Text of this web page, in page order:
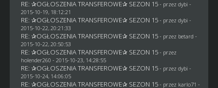
RE: ✰OGŁOSZENIA TRANSFEROWE✰ SEZON 15 - przez dybi -
2015-10-19, 18:12:21
RE: ✰OGŁOSZENIA TRANSFEROWE✰ SEZON 15 - przez dybi -
2015-10-22, 20:21:33
RE: ✰OGŁOSZENIA TRANSFEROWE✰ SEZON 15 - przez betard -
2015-10-22, 20:50:53
RE: ✰OGŁOSZENIA TRANSFEROWE✰ SEZON 15 - przez
holender260 - 2015-10-23, 14:28:55
RE: ✰OGŁOSZENIA TRANSFEROWE✰ SEZON 15 - przez dybi -
2015-10-24, 14:06:05
RE: ✰OGŁOSZENIA TRANSFEROWE✰ SEZON 15 - przez karlo71 -